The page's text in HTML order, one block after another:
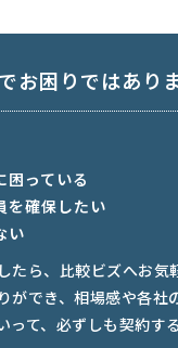
お困りではあり
困っている
を確保したい
い
たら、比較ビズへお
ができ、相場感や各
って、必ずしも契約す